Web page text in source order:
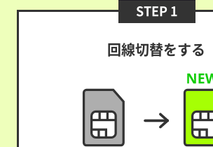
STEP 1
回線切替をする